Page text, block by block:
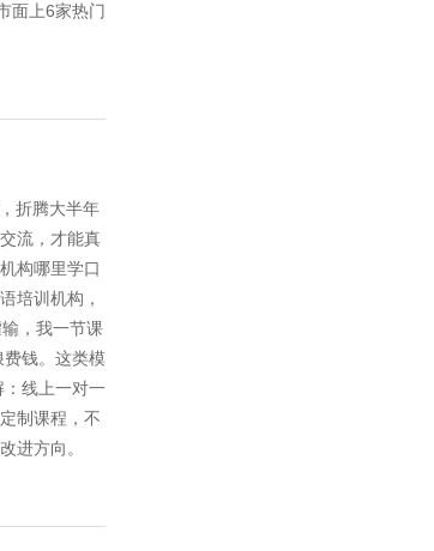
面上6家热门
折腾大半年
流，才能真
构哪里学口
培训机构，
，我一节课
钱。这类模
线上一对一
制课程，不
进方向。